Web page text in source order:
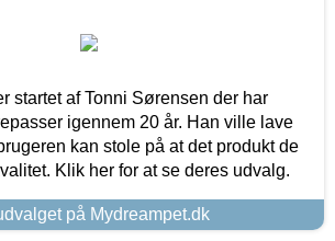
startet af Tonni Sørensen der har
igennem 20 år. Han ville lave
kan stole på at det produkt de
Klik her for at se deres udvalg.
på Mydreampet.dk